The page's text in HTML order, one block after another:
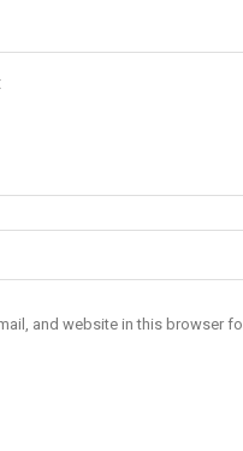
and website in this browser